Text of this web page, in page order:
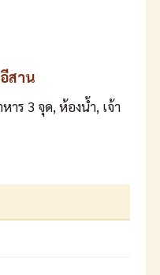
สาน
าร 3 จุด, ห้องน้ำ, เจ้า